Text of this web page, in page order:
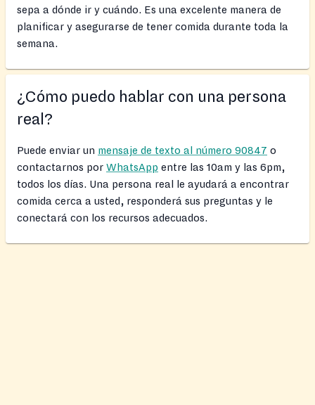
sepa a dónde ir y cuándo. Es una excelente manera de
planificar y asegurarse de tener comida durante toda la
semana.
¿Cómo puedo hablar con una persona
real?
Puede enviar un mensaje de texto al número 90847 o
contactarnos por WhatsApp entre las 10am y las 6pm,
todos los días. Una persona real le ayudará a encontrar
comida cerca a usted, responderá sus preguntas y le
conectará con los recursos adecuados.